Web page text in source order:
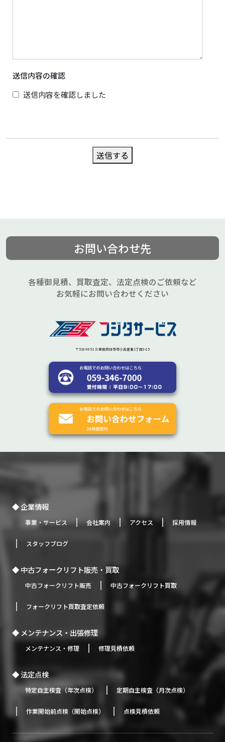
送信内容の確認
送信内容を確認しました
送信する
お問い合わせ先
各種御見積、買取査定、法定点検のご依頼など
お気軽にお問い合わせください
〒510-0951 三重県四日市市小古曽東1丁目3-25
企業情報
事業・サービス 会社案内 アクセス 採用情報
スタッフブログ
中古フォークリフト販売・買取
中古フォークリフト販売 中古フォークリフト買取
フォークリフト買取査定依頼
メンテナンス・出張修理
メンテナンス・修理 修理見積依頼
法定点検
特定自主検査（年次点検） 定期自主検査（月次点検）
作業開始前点検（開始点検） 点検見積依頼